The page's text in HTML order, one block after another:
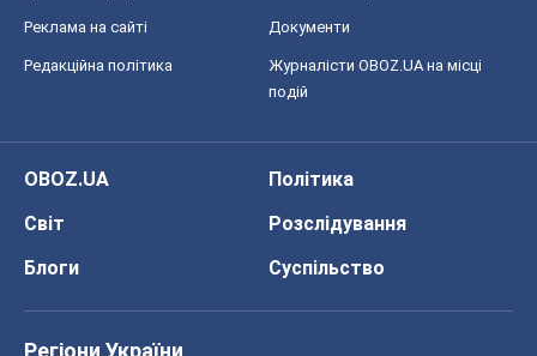
Реклама на сайті Документи
Редакційна політика
Журналісти OBOZ.UA на місці
подій
OBOZ.UA
Політика
Світ
Розслідування
Блоги
Суспільство
Регіони України